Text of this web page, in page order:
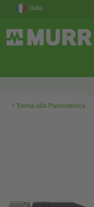
Italia
‹ Torna alla Panoramica